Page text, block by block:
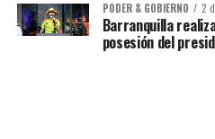
PODER & GOBIERNO 2
Barranquilla
posesión del